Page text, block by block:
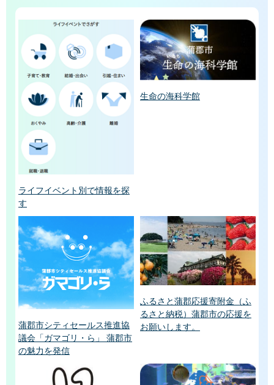
ライフイベント別で情報を探
す
生命の海科学館
蒲郡市シティセールス推進協
議会「ガマゴリ・ら」 蒲郡市
の魅力を発信
ふるさと蒲郡応援寄附金（ふ
るさと納税）蒲郡市の応援を
お願いします。